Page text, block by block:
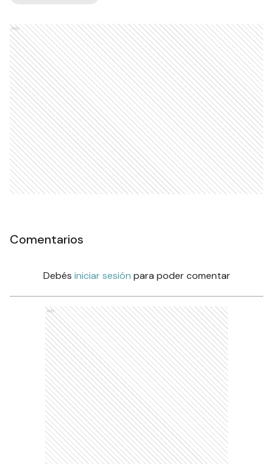
Ads
Comentarios
Debés iniciar sesión para poder comentar
Ads